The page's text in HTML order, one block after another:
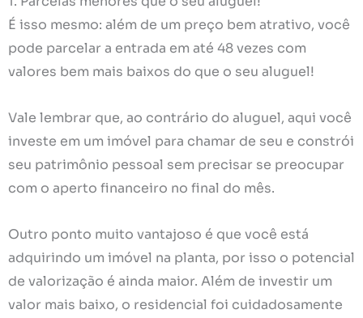
É isso mesmo: além de um preço bem atrativo, você
pode parcelar a entrada em até 48 vezes com
valores bem mais baixos do que o seu aluguel!
Vale lembrar que, ao contrário do aluguel, aqui você
investe em um imóvel para chamar de seu e constrói
seu patrimônio pessoal sem precisar se preocupar
com o aperto financeiro no final do mês.
Outro ponto muito vantajoso é que você está
adquirindo um imóvel na planta, por isso o potencial
de valorização é ainda maior. Além de investir um
valor mais baixo, o residencial foi cuidadosamente